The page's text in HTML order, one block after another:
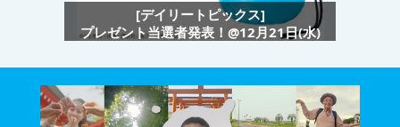
[デイリートピックス]
プレゼント当選者発表！@12月21日(水)